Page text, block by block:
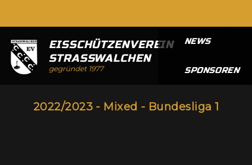
EISSCHÜTZENVEREIN
STRASSWALCHEN
gegründet 1977
NEWS
SPONSOREN
2022/2023 - Mixed - Bundesliga 1